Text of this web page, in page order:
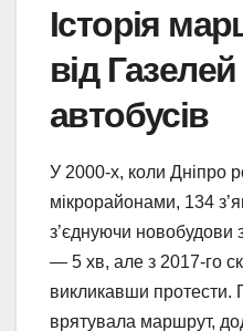
Історія
від
автобусів
У 2000-х, коли Дніпро
мікрорайонами, 134
з’єднуючи новобудови
— 5 хв, але з 2017-го
викликавши протести.
врятувала маршрут,